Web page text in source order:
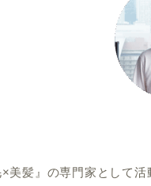
美髪』の専門家として